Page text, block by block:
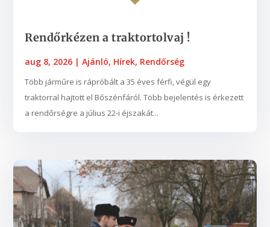
Rendőrkézen a traktortolvaj !
aug 8, 2026 |Ajánló, Hírek, Rendőrség
Több járműre is rápróbált a 35 éves férfi, végül egy
traktorral hajtott el Bőszénfáról. Több bejelentés is érkezett
a rendőrségre a július 22-i éjszakát...